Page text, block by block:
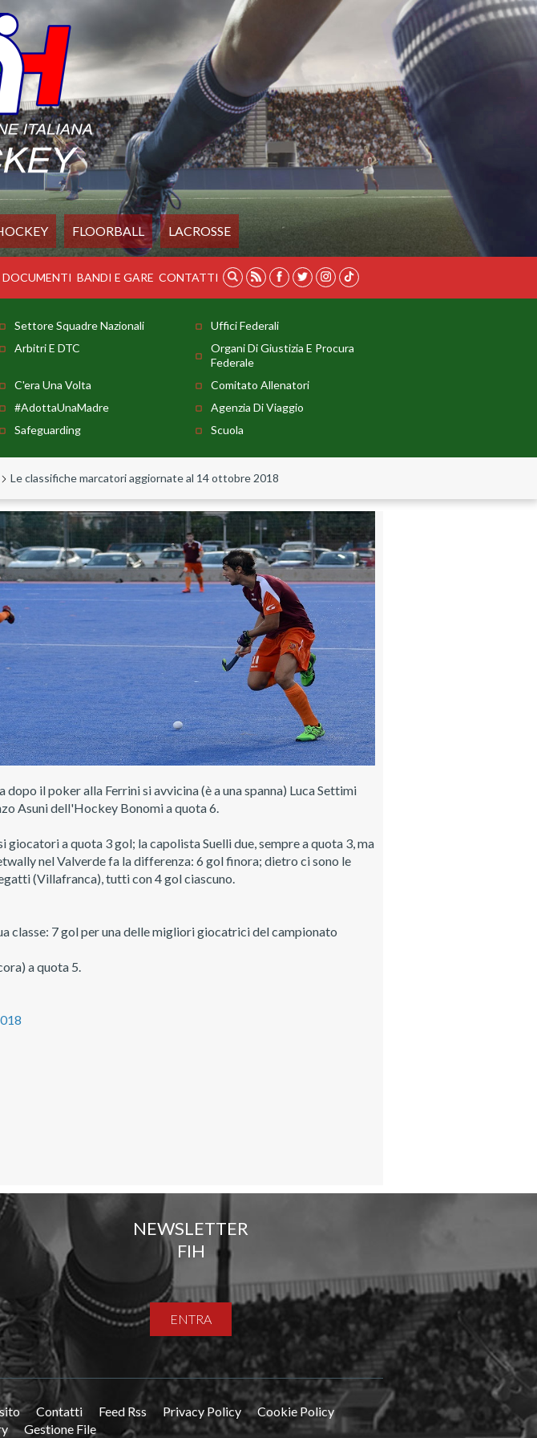
FLOORBALL LACROSSE
DOCUMENTI BANDI E GARE CONTATTI
Settore Squadre Nazionali
Uffici Federali
Arbitri E DTC
Organi Di Giustizia E Procura
Federale
C'era Una Volta
Comitato Allenatori
#AdottaUnaMadre
Agenzia Di Viaggio
Safeguarding Scuola
Le classifiche marcatori aggiornate al 14 ottobre 2018
il poker alla Ferrini si avvicina (è a una spanna) Luca Settimi
Asuni dell'Hockey Bonomi a quota 6.
a quota 3 gol; la capolista Suelli due, sempre a quota 3, ma
nel Valverde fa la differenza: 6 gol finora; dietro ci sono le
(Villafranca), tutti con 4 gol ciascuno.
classe: 7 gol per una delle migliori giocatrici del campionato
a quota 5.
NEWSLETTER
FIH
ENTRA
Contatti Feed Rss Privacy Policy
Cookie Policy
Gestione File